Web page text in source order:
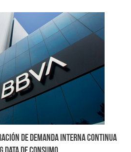
de demanda interna continua